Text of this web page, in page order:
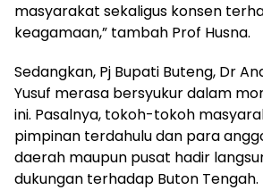
masyarakat sekaligus konsen
keagamaan,” tambah Prof Husna.
Sedangkan, Pj Bupati Buteng, Dr
Yusuf merasa bersyukur dalam
ini. Pasalnya, tokoh-tokoh
pimpinan terdahulu dan para
daerah maupun pusat hadir
dukungan terhadap Buton Tengah.